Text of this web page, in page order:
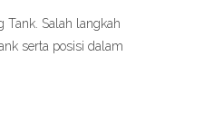
Tank. Salah langkah
serta posisi dalam